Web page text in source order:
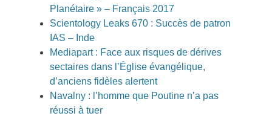
Planétaire » – Français 2017
Scientology Leaks 670 : Succès de patron
IAS – Inde
Mediapart : Face aux risques de dérives
sectaires dans l’Église évangélique,
d’anciens fidèles alertent
Navalny : l’homme que Poutine n’a pas
réussi à tuer